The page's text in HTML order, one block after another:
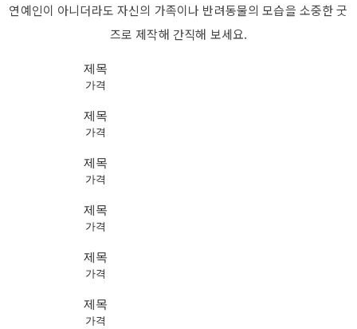
연예인이 아니더라도 자신의 가족이나 반려동물의 모습을 소중한 굿
즈로 제작해 간직해 보세요.
제목
가격
제목
가격
제목
가격
제목
가격
제목
가격
제목
가격